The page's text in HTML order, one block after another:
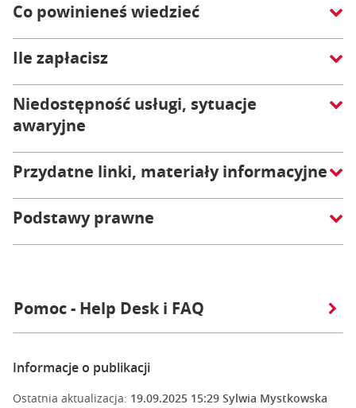
Co powinieneś wiedzieć
Ile zapłacisz
Niedostępność usługi, sytuacje
awaryjne
Przydatne linki, materiały informacyjne
Podstawy prawne
Pomoc - Help Desk i FAQ
Informacje o publikacji
Ostatnia aktualizacja: 19.09.2025 15:29 Sylwia Mystkowska